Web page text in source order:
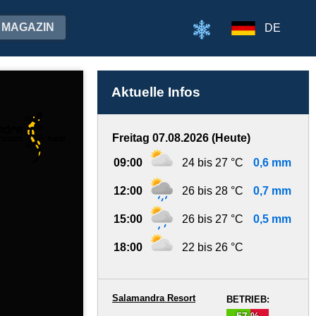
MAGAZIN DE
Aktuelle Infos
Freitag 07.08.2026 (Heute)
09:00 24 bis 27 °C 0,6 mm
12:00 26 bis 28 °C 0,7 mm
15:00 26 bis 27 °C 0,5 mm
18:00 22 bis 26 °C
BETRIEB:
Salamandra Resort